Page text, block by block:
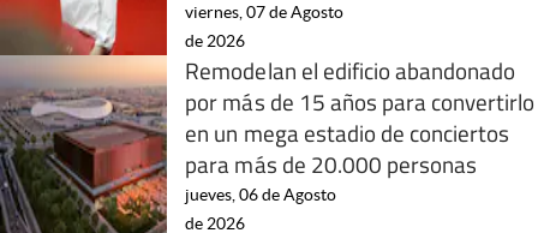
viernes, 07 de Agosto
de 2026
Remodelan el edificio abandonado
por más de 15 años para convertirlo
en un mega estadio de conciertos
para más de 20.000 personas
jueves, 06 de Agosto
de 2026